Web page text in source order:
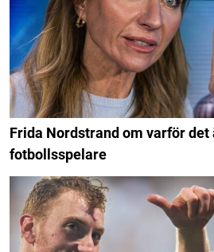
Frida Nordstrand om varför
fotbollsspelare